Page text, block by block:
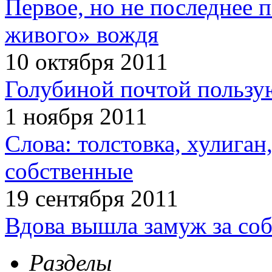
Первое, но не последнее
живого» вождя
10 октября 2011
Голубиной почтой
1 ноября 2011
Слова: толстовка,
собственные
19 сентября 2011
Вдова вышла замуж за
Разделы